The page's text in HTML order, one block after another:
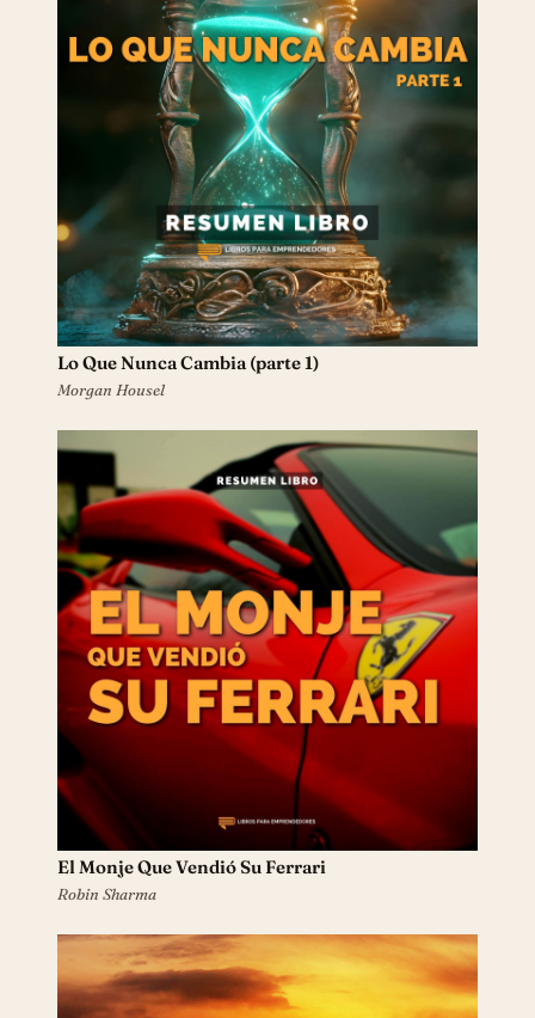
Lo Que Nunca Cambia (parte 1)
Morgan Housel
El Monje Que Vendió Su Ferrari
Robin Sharma